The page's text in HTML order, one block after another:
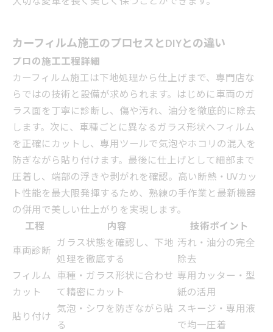
カーフィルム施工のプロセスとDIYとの違い
プロの施工工程詳細
カーフィルム施工は下地処理から仕上げまで、専門店な
らではの技術と設備が求められます。はじめに車両のガ
ラス面を丁寧に診断し、傷や汚れ、油分を徹底的に除去
します。次に、車種ごとに異なるガラス形状へフィルム
を正確にカットし、専用ツールで気泡やホコリの混入を
防ぎながら貼り付けます。最後に仕上げとして細部まで
圧着し、端部の浮きや剥がれを確認。高い断熱・UVカッ
ト性能を最大限発揮するため、熟練の手作業と最新機器
の併用で美しい仕上がりを実現します。
工程
内容
技術ポイント
車両診断 ガラス状態を確認し、下地
処理を徹底する
汚れ・油分の完全
除去
フィルム
カット
車種・ガラス形状に合わせ
て精密にカット
専用カッター・型
紙の活用
貼り付け 気泡・シワを防ぎながら貼
る
スキージ・専用液
で均一圧着